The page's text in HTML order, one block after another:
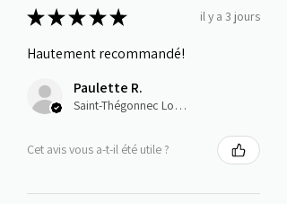
★★★★★ il y a 3 jours
Hautement recommandé!
Paulette R.
Saint-Thégonnec Loc-Eguiner, E
Cet avis vous a-t-il été utile ?